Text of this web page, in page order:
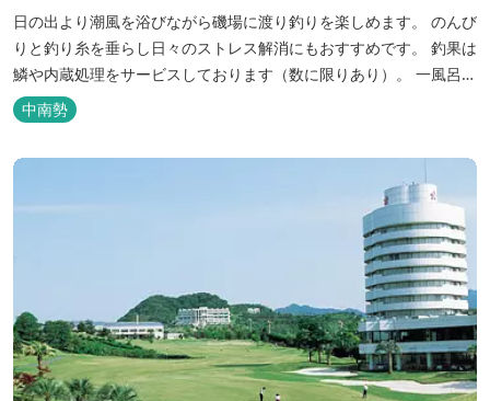
日の出より潮風を浴びながら磯場に渡り釣りを楽しめます。 のんび
りと釣り糸を垂らし日々のストレス解消にもおすすめです。 釣果は
鱗や内蔵処理をサービスしております（数に限りあり）。 一風呂浴
びてさっぱりしてお帰りいただけます。 料金１名５５００円、弁当
５００円
中南勢